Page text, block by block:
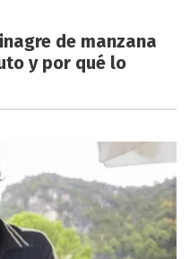
de manzana
y por qué lo